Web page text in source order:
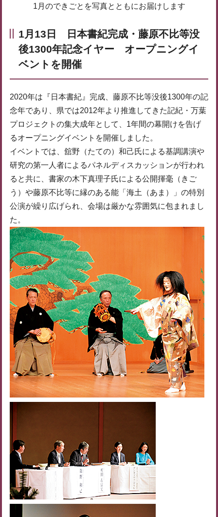
1月のできごとを写真とともにお届けします
1月13日 日本書紀完成・藤原不比等没
後1300年記念イヤー オープニングイ
ベントを開催
2020年は『日本書紀』完成、藤原不比等没後1300年の記
念年であり、県では2012年より推進してきた記紀・万葉
プロジェクトの集大成年として、1年間の幕開けを告げ
るオープニングイベントを開催しました。
イベントでは、舘野（たての）和己氏による基調講演や
研究の第一人者によるパネルディスカッションが行われ
ると共に、書家の木下真理子氏による公開揮毫（きご
う）や藤原不比等に縁のある能「海土（あま）」の特別
公演が繰り広げられ、会場は厳かな雰囲気に包まれまし
た。